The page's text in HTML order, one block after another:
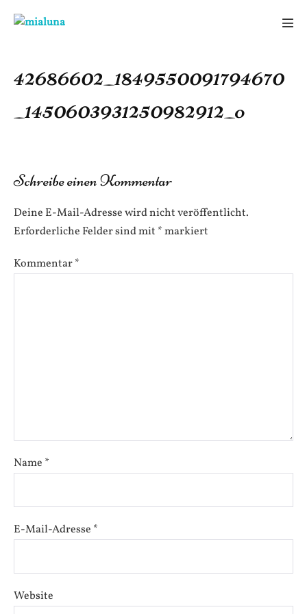
Inhalt
42686602_1849550091794670
_1450603931250982912_o
Schreibe einen Kommentar
Deine E-Mail-Adresse wird nicht veröffentlicht.
Erforderliche Felder sind mit *markiert
Kommentar*
Name *
E-Mail-Adresse *
Website